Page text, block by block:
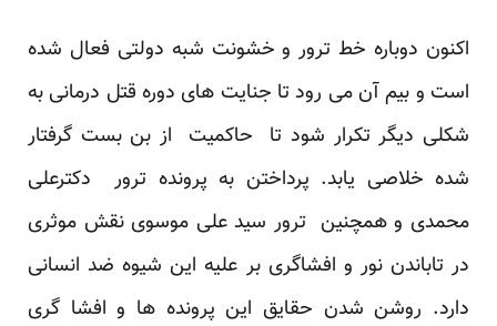
اکنون دوباره خط ترور و خشونت شبه دولتی فعال شده
است و بیم آن می رود تا جنایت های دوره قتل درمانی به
شکلی دیگر تکرار شود تا حاکمیت از بن بست گرفتار
شده خلاصی یابد. پرداختن به پرونده ترور دکترعلی
محمدی و همچنین ترور سید علی موسوی نقش موثری
در تاباندن نور و افشاگری بر علیه این شیوه ضد انسانی
دارد. روشن شدن حقایق این پرونده ها و افشا گری